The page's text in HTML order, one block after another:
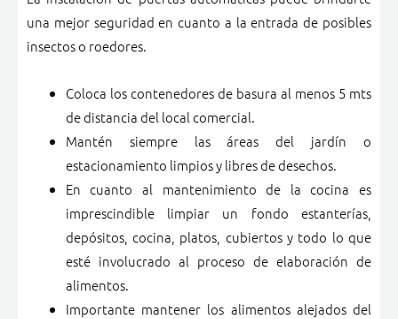
una mejor seguridad en cuanto a la entrada de posibles
insectos o roedores.
Coloca los contenedores de basura al menos 5 mts
de distancia del local comercial.
Mantén siempre las áreas del jardín o
estacionamiento limpios y libres de desechos.
En cuanto al mantenimiento de la cocina es
imprescindible limpiar un fondo estanterías,
depósitos, cocina, platos, cubiertos y todo lo que
esté involucrado al proceso de elaboración de
alimentos.
Importante mantener los alimentos alejados del